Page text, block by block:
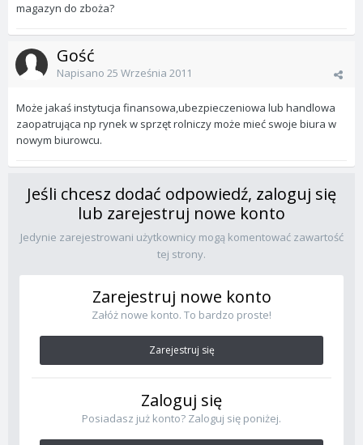
magazyn do zboża?
Gość
Napisano 25 Września 2011
Może jakaś instytucja finansowa,ubezpieczeniowa lub handlowa
zaopatrująca np rynek w sprzęt rolniczy może mieć swoje biura w
nowym biurowcu.
Jeśli chcesz dodać odpowiedź, zaloguj się
lub zarejestruj nowe konto
Jedynie zarejestrowani użytkownicy mogą komentować zawartość
tej strony.
Zarejestruj nowe konto
Załóż nowe konto. To bardzo proste!
Zarejestruj się
Zaloguj się
Posiadasz już konto? Zaloguj się poniżej.